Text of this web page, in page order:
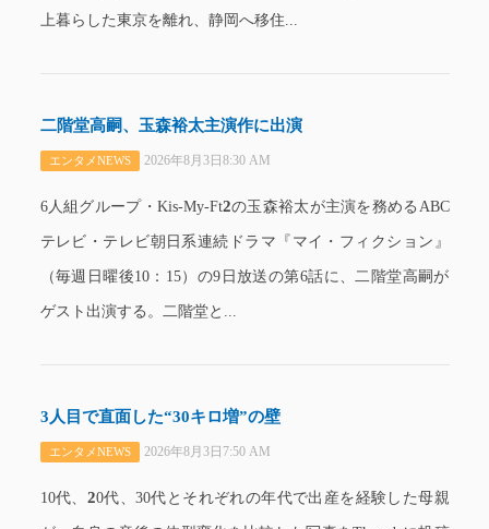
上暮らした東京を離れ、静岡へ移住...
二階堂高嗣、玉森裕太主演作に出演
エンタメNEWS 2026年8月3日8:30 AM
6人組グループ・Kis-My-Ft2の玉森裕太が主演を務めるABC
テレビ・テレビ朝日系連続ドラマ『マイ・フィクション』
（毎週日曜後10：15）の9日放送の第6話に、二階堂高嗣が
ゲスト出演する。二階堂と...
3人目で直面した“30キロ増”の壁
エンタメNEWS 2026年8月3日7:50 AM
10代、 20代、30代とそれぞれの年代で出産を経験した母親